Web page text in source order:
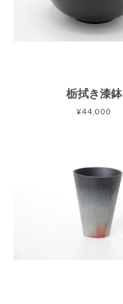
栃拭き漆鉢
¥44,000